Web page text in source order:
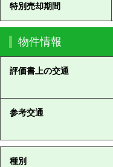
特別売却期間
物件情報
評価書上の交通
参考交通
種別